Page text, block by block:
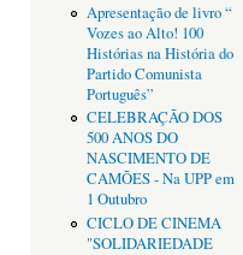
Apresentação de livro “
Vozes ao Alto! 100
Histórias na História do
Partido Comunista
Português”
CELEBRAÇÃO DOS
500 ANOS DO
NASCIMENTO DE
CAMÕES - Na UPP em
1 Outubro
CICLO DE CINEMA
"SOLIDARIEDADE